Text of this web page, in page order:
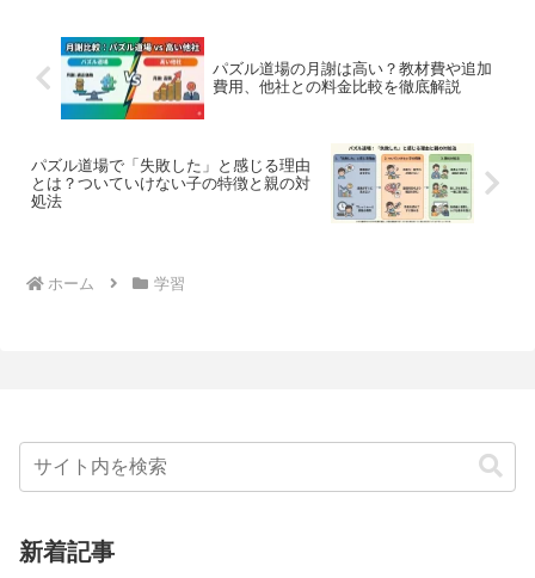
パズル道場の月謝は高い？教材費や追加
費用、他社との料金比較を徹底解説
パズル道場で「失敗した」と感じる理由
とは？ついていけない子の特徴と親の対
処法
ホーム 学習
新着記事